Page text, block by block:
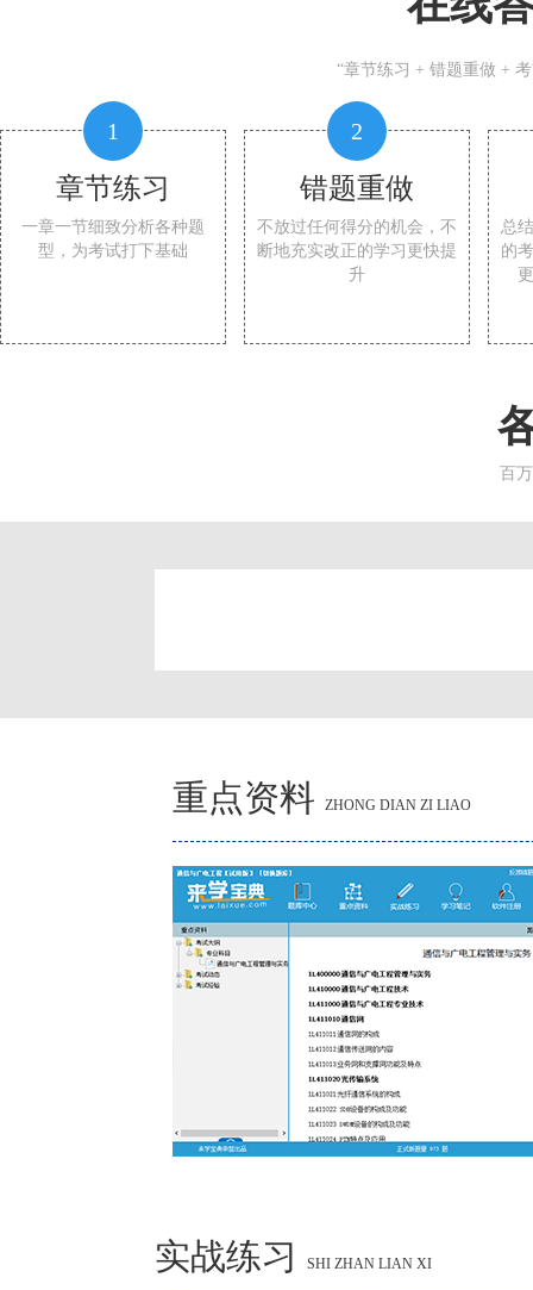
“章节练习 + 错题重做 +
1
章节练习
一章一节细致分析各种题
型，为考试打下基础
2
错题重做
不放过任何得分的机会，不
断地充实改正的学习更快提
升
总
的
百
重点资料 ZHONG DIAN ZI LIAO
实战练习 SHI ZHAN LIAN XI